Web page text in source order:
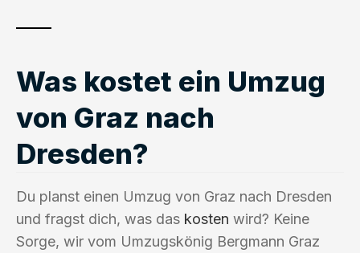
Was kostet ein Umzug
von Graz nach
Dresden?
Du planst einen Umzug von Graz nach Dresden
und fragst dich, was das kosten wird? Keine
Sorge, wir vom Umzugskönig Bergmann Graz